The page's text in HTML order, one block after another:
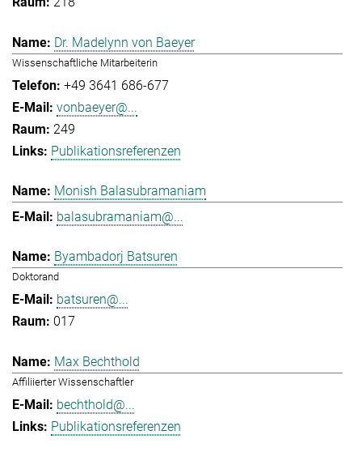
Dr. Madelynn von Baeyer
Wissenschaftliche Mitarbeiterin
+49 3641 686-677
vonbaeyer@...
249
Publikationsreferenzen
Monish Balasubramaniam
balasubramaniam@...
Byambadorj Batsuren
Doktorand
batsuren@...
017
Max Bechthold
Affiliierter Wissenschaftler
bechthold@...
Publikationsreferenzen